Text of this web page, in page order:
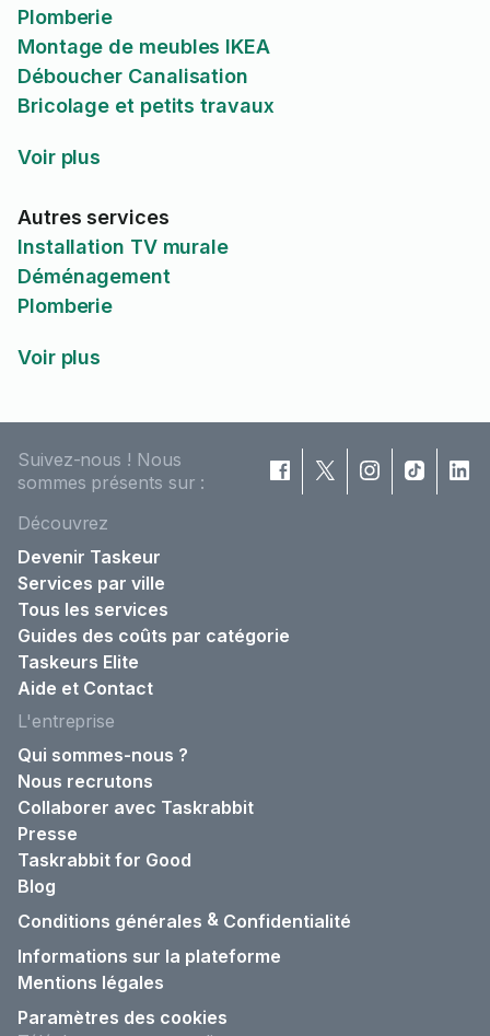
Plomberie
Montage de meubles IKEA
Déboucher Canalisation
Bricolage et petits travaux
Voir plus
Autres services
Installation TV murale
Déménagement
Plomberie
Voir plus
Suivez-nous ! Nous
sommes présents sur :
Découvrez
Devenir Taskeur
Services par ville
Tous les services
Guides des coûts par catégorie
Taskeurs Elite
Aide et Contact
L'entreprise
Qui sommes-nous ?
Nous recrutons
Collaborer avec Taskrabbit
Presse
Taskrabbit for Good
Blog
Conditions générales & Confidentialité
Informations sur la plateforme
Mentions légales
Paramètres des cookies